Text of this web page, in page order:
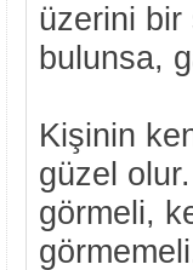
üzerini bir
bulunsa,
Kişinin
güzel
görmeli,